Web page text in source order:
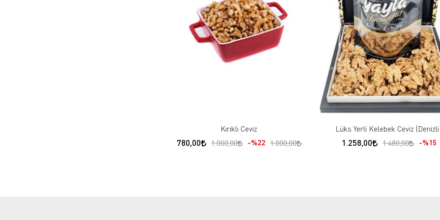
Kırıklı Ceviz
780,00 1.000,00 %22 1.000,00
Lüks Yerli Kelebek Ceviz
1.258,00 1.480,00 %15